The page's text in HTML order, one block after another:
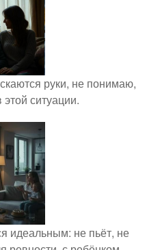
руки, не понимаю,
ситуации.
идеальным: не пьёт, не